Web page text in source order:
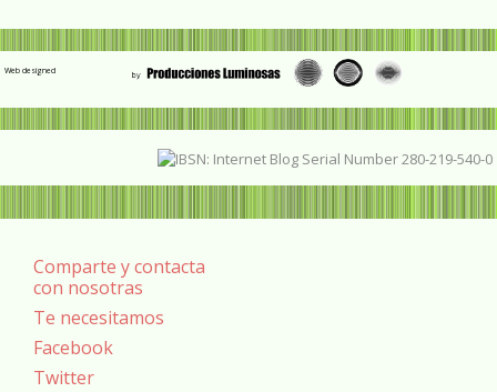
Web designed
Comparte y contacta
con nosotras
Te necesitamos
Facebook
Twitter